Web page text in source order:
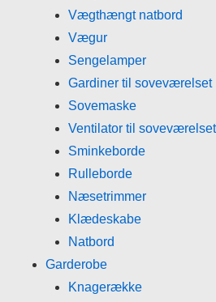
Vægthængt natbord
Vægur
Sengelamper
Gardiner til soveværelset
Sovemaske
Ventilator til soveværelset
Sminkeborde
Rulleborde
Næsetrimmer
Klædeskabe
Natbord
Garderobe
Knagerække